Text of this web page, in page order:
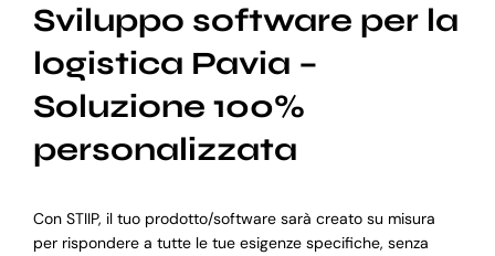
Sviluppo software per la
logistica Pavia –
Soluzione 100%
personalizzata
Con STIIP, il tuo prodotto/software sarà creato su misura
per rispondere a tutte le tue esigenze specifiche, senza